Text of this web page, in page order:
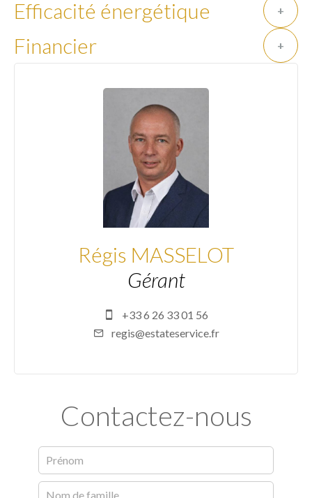
Efficacité énergétique +
Financier +
Régis MASSELOT
Gérant
+33 6 26 33 01 56
regis@estateservice.fr
Contactez-nous